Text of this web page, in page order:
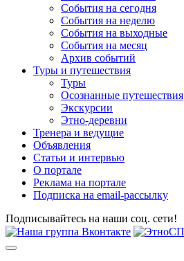
События на сегодня
События на неделю
События на выходные
События на месяц
Архив событий
Туры и путешествия
Туры
Осознанные путешествия
Экскурсии
Этно-деревни
Тренера и ведущие
Объявления
Статьи и интервью
О портале
Реклама на портале
Подписка на email-рассылку
Подписывайтесь на наши соц. сети!